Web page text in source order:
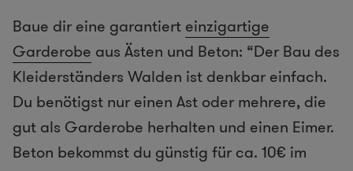
Baue dir eine garantiert einzigartige
Garderobe aus Ästen und Beton: “Der Bau des
Kleiderständers Walden ist denkbar einfach.
Du benötigst nur einen Ast oder mehrere, die
gut als Garderobe herhalten und einen Eimer.
Beton bekommst du günstig für ca. 10€ im